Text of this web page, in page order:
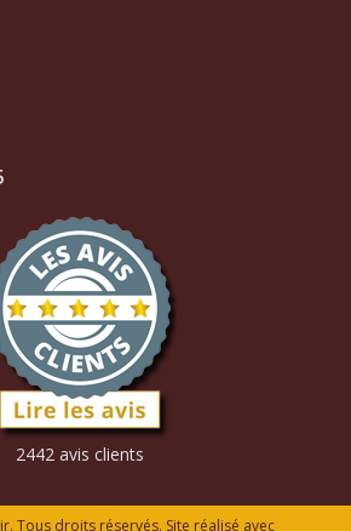
2442 avis clients
Tous droits réservés. Site réalisé avec